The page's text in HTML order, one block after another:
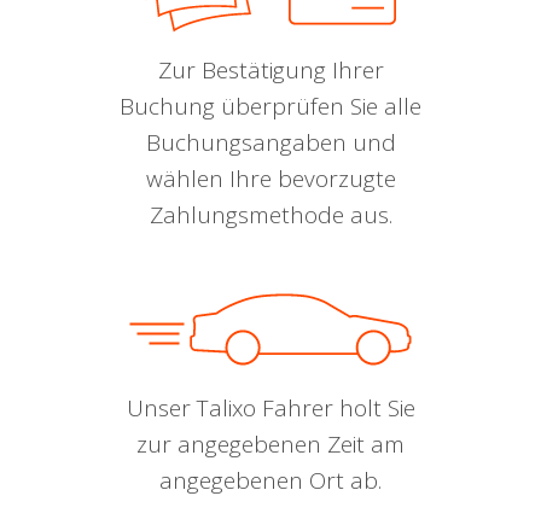
Zur Bestätigung Ihrer
Buchung überprüfen Sie alle
Buchungsangaben und
wählen Ihre bevorzugte
Zahlungsmethode aus.
Unser Talixo Fahrer holt Sie
zur angegebenen Zeit am
angegebenen Ort ab.